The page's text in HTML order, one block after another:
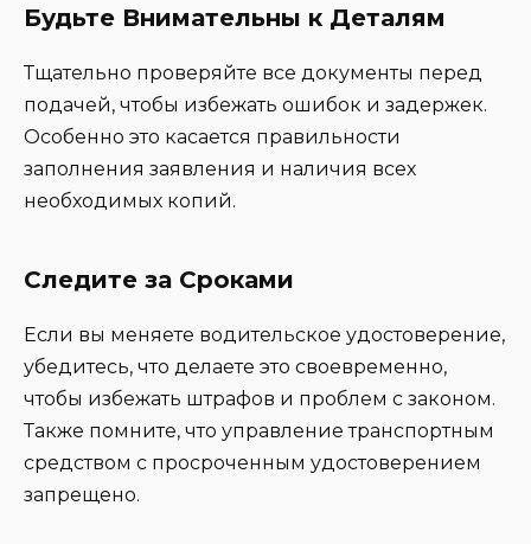
Будьте Внимательны к Деталям
Тщательно проверяйте все документы перед
подачей, чтобы избежать ошибок и задержек.
Особенно это касается правильности
заполнения заявления и наличия всех
необходимых копий.
Следите за Сроками
Если вы меняете водительское удостоверение,
убедитесь, что делаете это своевременно,
чтобы избежать штрафов и проблем с законом.
Также помните, что управление транспортным
средством с просроченным удостоверением
запрещено.